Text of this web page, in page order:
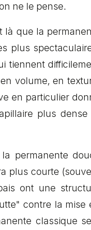
ne le pense.
là que la
plus
tiennent
volume, en
en particulier
plus dense
la permanente
plus courte
ont une
contre la mise
classique